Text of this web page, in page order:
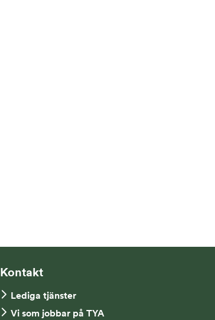
Kontakt
Lediga tjänster
Vi som jobbar på TYA